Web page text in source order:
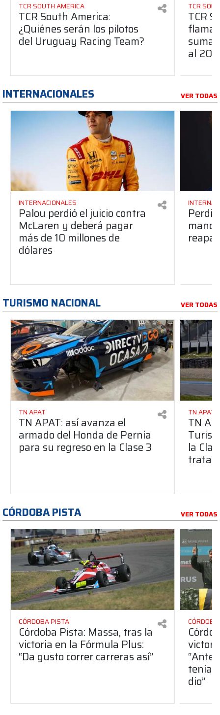
TCR SOUTH AMERICA
TCR South America:
¿Quiénes serán los pilotos
del Uruguay Racing Team?
TCR
TCR
suma
al
INTERNACIONALES VER TODAS
INTERNACIONALES
Palou perdió el juicio contra
McLaren y deberá pagar
más de 10 millones de
dólares
TURISMO NACIONAL VER TODAS
TN APAT
TN APAT: así avanza el
armado del Honda de Pernía
para su regreso en la Clase 3
TN APAT
TN
la
trata?
CÓRDOBA PISTA VER TODAS
CÓRDOBA PISTA
Córdoba Pista: Massa, tras la
victoria en la Fórmula Plus:
“Da gusto correr carreras así”
dio”